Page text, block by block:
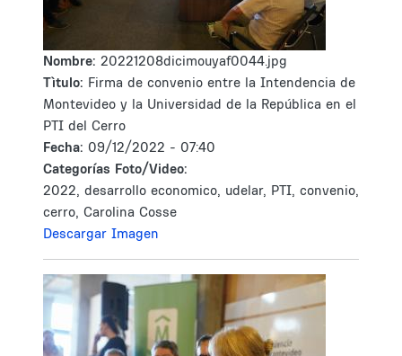
Nombre: 20221208dicimouyaf0044.jpg
Tìtulo: Firma de convenio entre la Intendencia de
Montevideo y la Universidad de la República en el
PTI del Cerro
Fecha: 09/12/2022 - 07:40
Categorías Foto/Video:
2022, desarrollo economico, udelar, PTI, convenio,
cerro, Carolina Cosse
Descargar Imagen